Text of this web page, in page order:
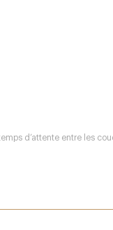
d’attente entre les